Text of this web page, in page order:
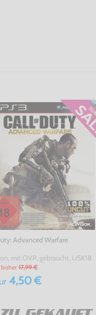
Advanced Warfare
mit OVP, gebraucht, USK18
bisher 17,99 €
4,50 €